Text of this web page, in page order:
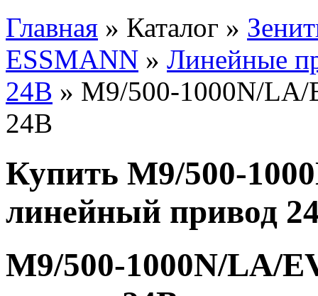
Главная » Каталог »
ESSMANN » Линейные
24В » М9/500-1000N/LA/
24В
Купить М9/500-
линейный привод
М9/500-1000N/LA/